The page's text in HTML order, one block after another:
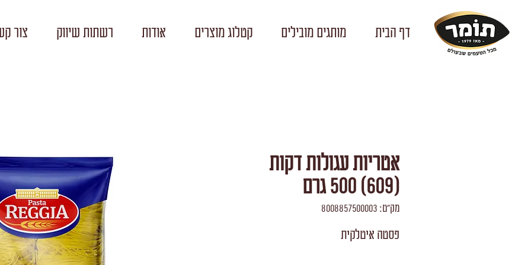
דף הבית מותגים מובילים קטלוג מוצרים אודות רשתות שיווק צור
אטריות עגולות דקות
(609) 500 גרם
מק"ט: 8008857500003
פסטה איטלקית